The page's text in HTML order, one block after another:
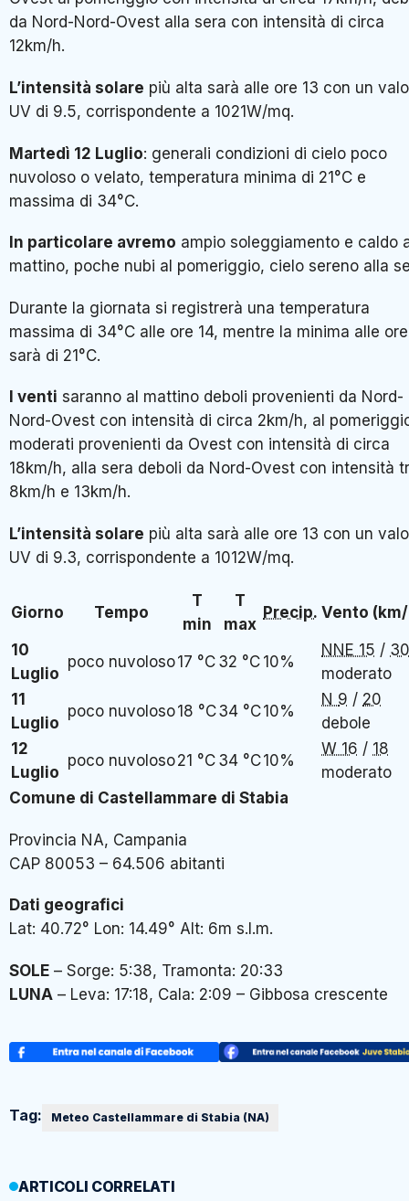
da Nord-Nord-Ovest alla sera con intensità di circa
12km/h.
L’intensità solare più alta sarà alle ore 13 con un
UV di 9.5, corrispondente a 1021W/mq.
Martedì 12 Luglio: generali condizioni di cielo poco
nuvoloso o velato, temperatura minima di 21°C e
massima di 34°C.
In particolare avremo ampio soleggiamento e caldo
mattino, poche nubi al pomeriggio, cielo sereno alla
Durante la giornata si registrerà una temperatura
massima di 34°C alle ore 14, mentre la minima alle
sarà di 21°C.
I venti saranno al mattino deboli provenienti da Nord-
Nord-Ovest con intensità di circa 2km/h, al
moderati provenienti da Ovest con intensità di circa
18km/h, alla sera deboli da Nord-Ovest con intensità
8km/h e 13km/h.
L’intensità solare più alta sarà alle ore 13 con un
UV di 9.3, corrispondente a 1012W/mq.
Giorno Tempo
T
min
T
max
Precip. Vento
10
Luglio
poco nuvoloso17 °C 32 °C 10%
NNE 15 / 30
moderato
11
Luglio
poco nuvoloso18 °C34 °C10%
N 9 / 20
debole
12
Luglio
poco nuvoloso21 °C 34 °C10%
W 16 / 18
moderato
Comune di Castellammare di Stabia
Provincia NA, Campania
CAP 80053 – 64.506 abitanti
Dati geografici
Lat: 40.72° Lon: 14.49° Alt: 6m s.l.m.
SOLE – Sorge: 5:38, Tramonta: 20:33
LUNA – Leva: 17:18, Cala: 2:09 – Gibbosa crescente
Tag: Meteo Castellammare di Stabia (NA)
ARTICOLI CORRELATI